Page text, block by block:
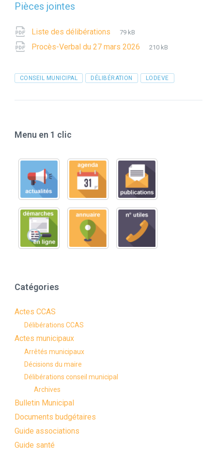
Pièces jointes
Liste des délibérations
File
pdf
File
79 kB
Procès-Verbal du 27 mars 2026
File
pdf
File
210 kB
Tags
CONSEIL MUNICIPAL DÉLIBÉRATION LODEVE
Menu en 1 clic
Catégories
Actes CCAS
Délibérations CCAS
Actes municipaux
Arrêtés municipaux
Décisions du maire
Délibérations conseil municipal
Archives
Bulletin Municipal
Documents budgétaires
Guide associations
Guide santé